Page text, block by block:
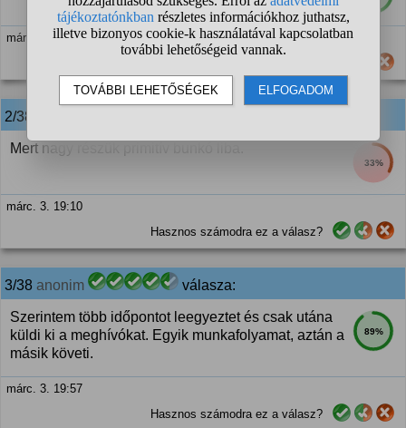
márc. 3. 18:24
2/38
33%
Mert nagy részük primitív bunkó liba.
márc. 3. 19:10
Hasznos számodra ez a válasz?
3/38 anonim válasza:
89%
Szerintem több időpontot leegyeztet és csak utána
küldi ki a meghívókat. Egyik munkafolyamat, aztán a
másik követi.
márc. 3. 19:57
Hasznos számodra ez a válasz?